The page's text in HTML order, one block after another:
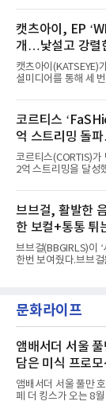
코르티스 등 K팝 스
을 올렸다.이날 에스파
AxMxP는 데뷔 전부
공연 무대에 오르며
은 소속사 패밀리 콘
라이프 2025', '2025
형 무대에 잇달아 출
매력으로 음악팬들의
AxMxP는 '카운트다
정적인 실력을 입증
페스티벌', '뷰티풀 민
캣츠아이, EP
개…낯설고 강렬
캣츠아이(KATSEYE)
셜미디어를 통해 세
heart(와일드 하트)’
토에는 멤버들의 본
강렬하게 담겼다. 짙은
붉은빛의 컬러 렌즈가
아내고, 여러 원색이
러 헤어와 과감한 블
고도 매혹적인 비주
엣을 거침없이 결합했
성을 살린 스타일링을
코르티스
억 스트리밍 돌
코르티스(CORTIS)가
2억 스트리밍을 달성
벌 오디오·음원 스트
서 27일 자로 누적 재
다”고 밝혔다.곡이 발
팀의 첫 번째 2억 스
록된 ‘GO!’다. 이 노
난달 26일 자에 2억
년 내 데뷔한 보이그
했다. “내 티, 5
의 라이프 스타일
브브걸, 활발한
한 보컬+통통 튀
냥
브브걸(BBGIRLS)이
한번 보여줬다.브브
MBC '쇼! 음악중심',
악방송 무대에 올라
력을 앞세워 매 무대
특히 화사한 파스텔
마린룩, 햇살 아래 반
스커트, 강렬한 붉은
다른 매력을 선보였
패션을 완벽하게 소
문화라이프
앰배서더 서울
담은 미식 프로
프리빌리지즈’ 선
앰배서더 서울 풀만
페 더 킹스가 오는 8